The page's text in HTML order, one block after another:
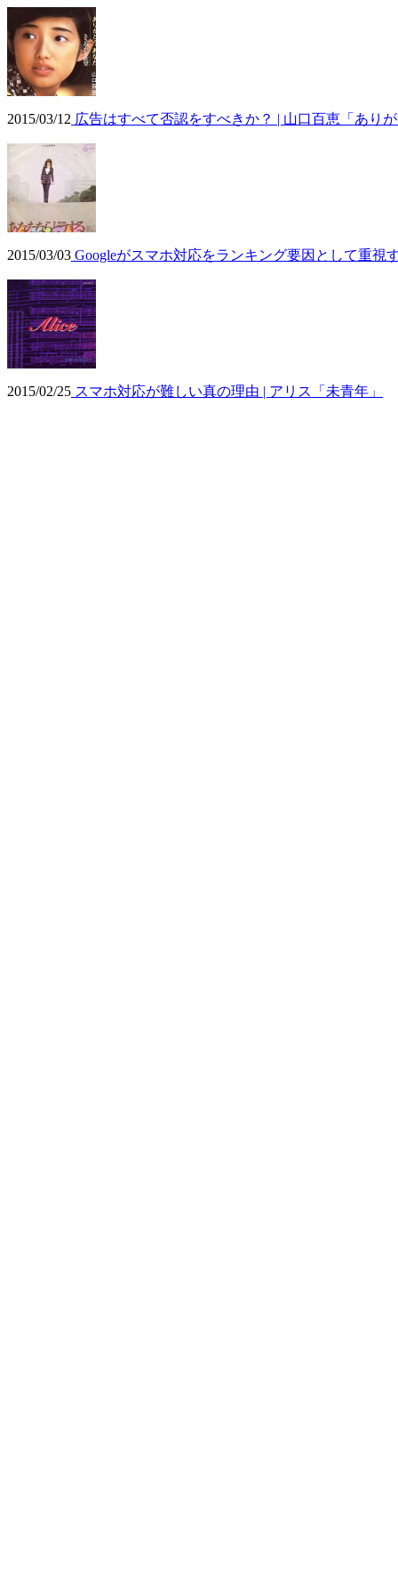
2015/03/12 広告はすべて否認をすべきか？ | 山口百恵「あり
2015/03/03 Googleがスマホ対応をランキング要因として重視
2015/02/25 スマホ対応が難しい真の理由 | アリス「未青年」